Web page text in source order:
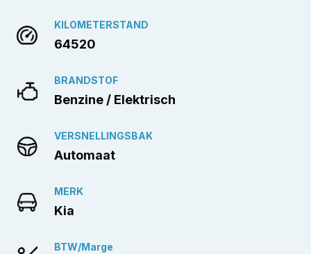
KILOMETERSTAND
64520
BRANDSTOF
Benzine / Elektrisch
VERSNELLINGSBAK
Automaat
MERK
Kia
BTW/Marge